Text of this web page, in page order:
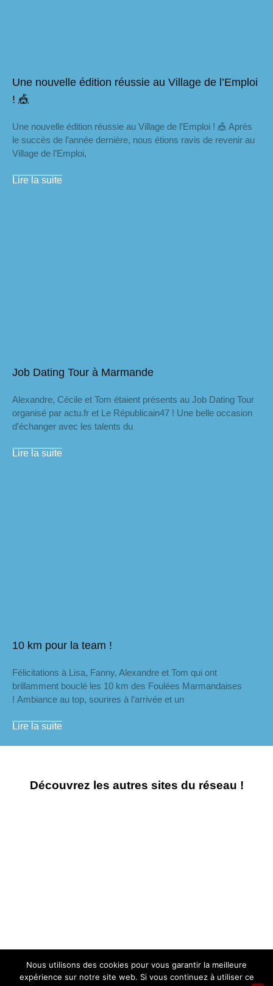
Une nouvelle édition réussie au Village de l’Emploi
! 🎪
Une nouvelle édition réussie au Village de l’Emploi ! 🎪 Après
le succès de l’année dernière, nous étions ravis de revenir au
Village de l’Emploi,
Lire la suite
Job Dating Tour à Marmande
Alexandre, Cécile et Tom étaient présents au Job Dating Tour
organisé par actu.fr et Le Républicain47 ! Une belle occasion
d’échanger avec les talents du
Lire la suite
10 km pour la team !
Félicitations à Lisa, Fanny, Alexandre et Tom qui ont
brillamment bouclé les 10 km des Foulées Marmandaises
! Ambiance au top, sourires à l’arrivée et un
Lire la suite
Découvrez les autres sites du réseau !
MENTIONS LÉGALES ET POLITIQUE DE CONFIDENTIALITÉ
Tous droits réservés – GE 47 33
Nous utilisons des cookies pour vous garantir la meilleure
expérience sur notre site web. Si vous continuez à utiliser ce